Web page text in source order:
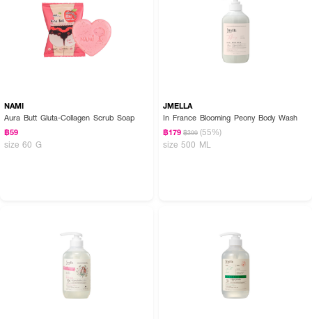
JOJI Secret Young Silky Whipp Bubble Soap VitC Aura Bright
ผิวกายที่เปียก ล้างออกด้วยน้ำสะอาด
NAMI
Aura Butt Gluta-Collagen Scrub Soap
฿59
size 60 G
JMELLA
In France Blooming Peony Body Wash
฿179 ฿399 (55%)
size 500 ML